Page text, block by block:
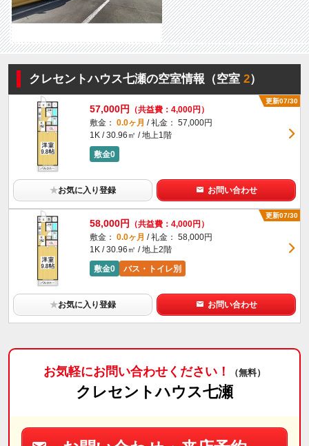
クレセントハウス七瀬の空室情報（空室2）
更新07/30
57,000円
（共益費：4,000円）
敷金： 0.0ヶ月 / 礼金： 57,000円
1K / 30.96㎡ / 地上1階
敷金0
★お気に入り登録 お問い合わせ
更新07/30
58,000円
（共益費：4,000円）
敷金： 0.0ヶ月 / 礼金： 58,000円
1K / 30.96㎡ / 地上2階
敷金0
バス・トイレ別
★お気に入り登録 お問い合わせ
お気軽にお問い合わせください！ （無料）
クレセントハウス七瀬